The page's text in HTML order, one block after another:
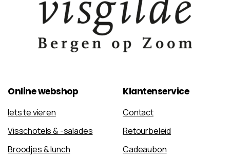
Onlinewebshop
Iets te vieren
Visschotels & -salades
Broodjes & lunch
Klantenservice
Contact
Retourbeleid
Cadeaubon